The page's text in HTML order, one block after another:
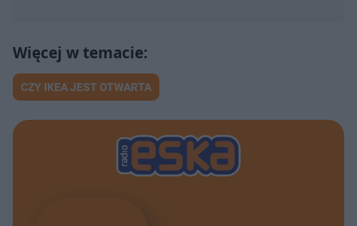
CZY IKEA JEST OTWARTA